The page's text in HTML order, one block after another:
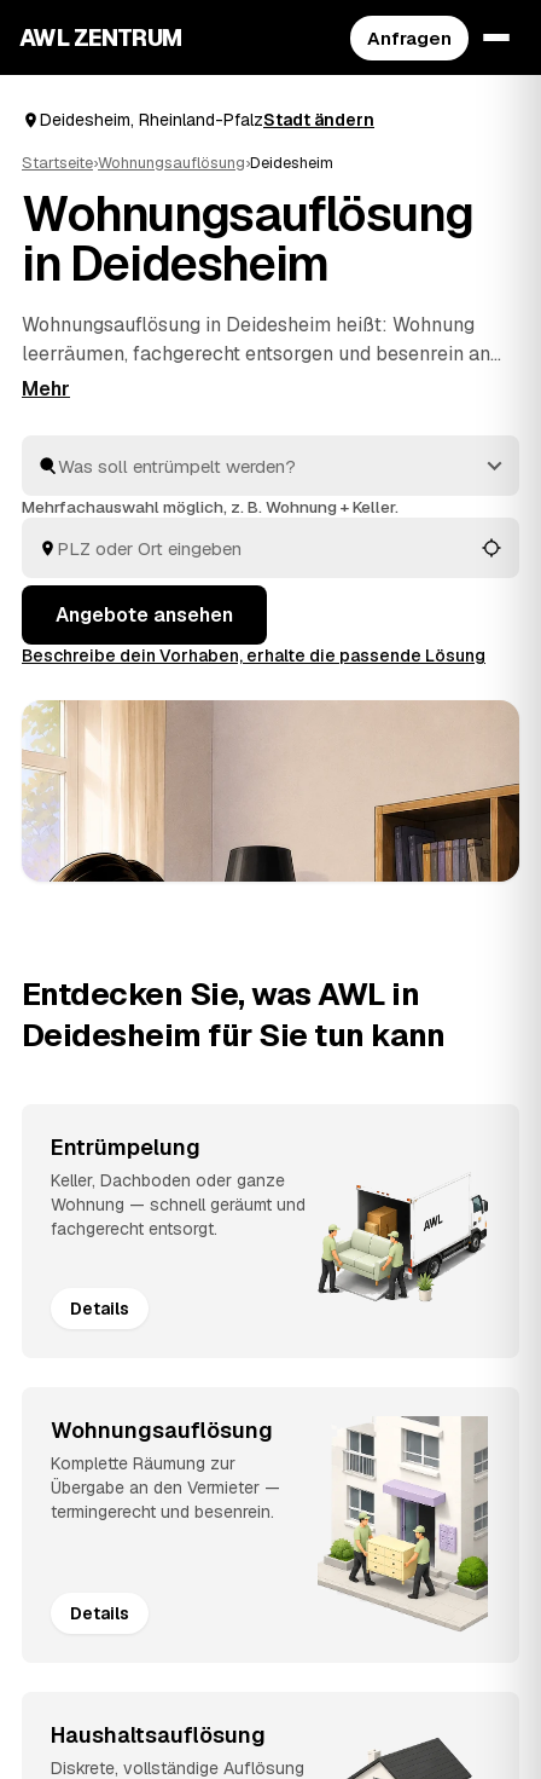
AWL ZENTRUM Anfragen
Deidesheim, Rheinland-PfalzStadt ändern
Startseite›Wohnungsauflösung›Deidesheim
Wohnungsauflösung
in Deidesheim
Wohnungsauflösung in Deidesheim heißt: Wohnung
leerräumen, fachgerecht entsorgen und besenrein an
den Vermieter übergeben. Genau dafür finden Sie über
jeden einzeln anzuschreiben, stellen Sie eine Anfrage
und erhalten mehrere Festpreis-Angebote
in Deidesheim undWachenheim an der Weinstraße
und
Neustadt an der Weinstraße
Mehrfachauswahl möglich, z. B. Wohnung + Keller.
Angebote ansehen
Beschreibe dein Vorhaben, erhalte die passende Lösung
Entdecken Sie, was AWL in
Deidesheim für Sie tun kann
Entrümpelung
Keller, Dachboden oder ganze
Wohnung — schnell geräumt und
fachgerecht entsorgt.
Details
Wohnungsauflösung
Komplette Räumung zur
Übergabe an den Vermieter —
termingerecht und besenrein.
Details
Haushaltsauflösung
Diskrete, vollständige Auflösung